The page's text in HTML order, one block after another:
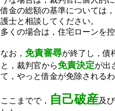
借金の総額の基準については
護士と相談してください。
多くの場合は，住宅ローンを
なお， 免責審尋が終了し，債
と，裁判官から免責決定が出
て，やっと借金が免除される
ここまでで， 自己破産及び